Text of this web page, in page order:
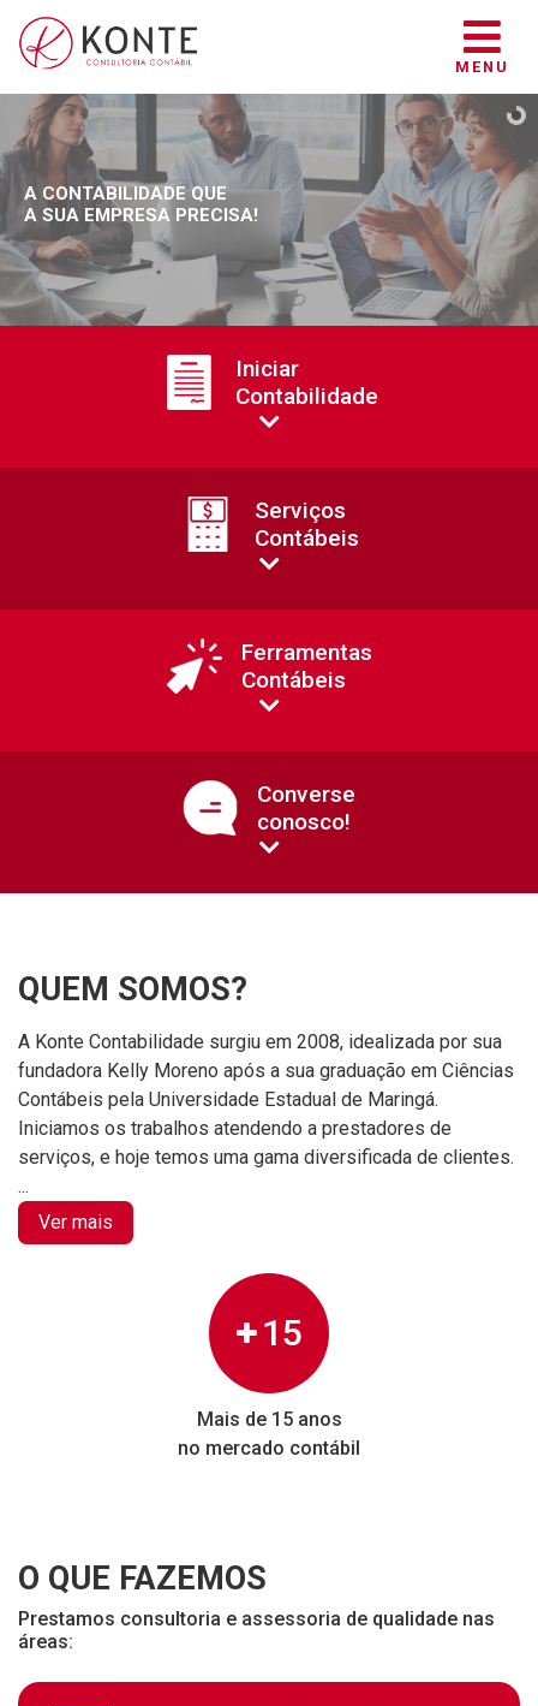
MENU
A CONTABILIDADE QUE
A SUA EMPRESA PRECISA!
Iniciar
Contabilidade
Serviços
Contábeis
Ferramentas
Contábeis
Converse
conosco!
QUEM SOMOS?
A Konte Contabilidade surgiu em 2008, idealizada por sua
fundadora Kelly Moreno após a sua graduação em Ciências
Contábeis pela Universidade Estadual de Maringá.
Iniciamos os trabalhos atendendo a prestadores de
serviços, e hoje temos uma gama diversificada de clientes.
...
Ver mais
15
Mais de 15 anos
no mercado contábil
O QUE FAZEMOS
Prestamos consultoria e assessoria de qualidade nas
áreas: